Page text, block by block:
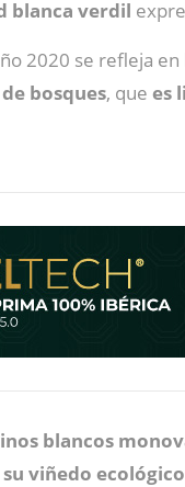
blanca verdil
2020 se refleja en
bosques, que es
blancos
viñedo